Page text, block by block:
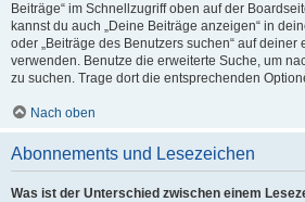
Beiträge“ im Schnellzugriff oben auf der
kannst du auch „Deine Beiträge anzeigen“ in
oder „Beiträge des Benutzers suchen“ auf deiner
verwenden. Benutze die erweiterte Suche, um
zu suchen. Trage dort die entsprechenden
Nach oben
Abonnements und Lesezeichen
Was ist der Unterschied zwischen einem